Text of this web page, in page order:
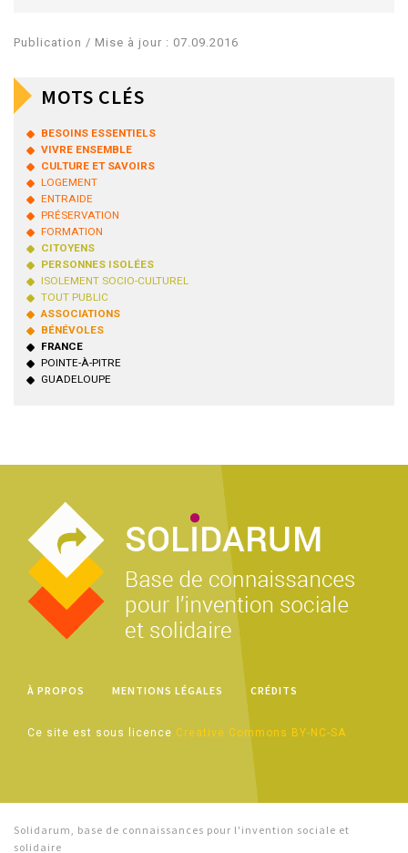
Publication / Mise à jour : 07.09.2016
MOTS CLÉS
BESOINS ESSENTIELS
VIVRE ENSEMBLE
CULTURE ET SAVOIRS
LOGEMENT
ENTRAIDE
PRÉSERVATION
FORMATION
CITOYENS
PERSONNES ISOLÉES
ISOLEMENT SOCIO-CULTUREL
TOUT PUBLIC
ASSOCIATIONS
BÉNÉVOLES
FRANCE
POINTE-À-PITRE
GUADELOUPE
À PROPOS MENTIONS LÉGALES CRÉDITS
Ce site est sous licence Creative Commons BY-NC-SA
Solidarum, base de connaissances pour l'invention sociale et
solidaire